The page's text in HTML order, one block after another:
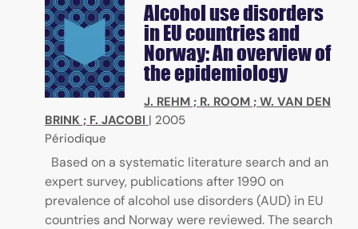
Alcohol use disorders
in EU countries and
Norway: An overview of
the epidemiology
J. REHM ; R. ROOM ; W. VAN DEN
BRINK ; F. JACOBI | 2005
Périodique
Based on a systematic literature search and an
expert survey, publications after 1990 on
prevalence of alcohol use disorders (AUD) in EU
countries and Norway were reviewed. The search